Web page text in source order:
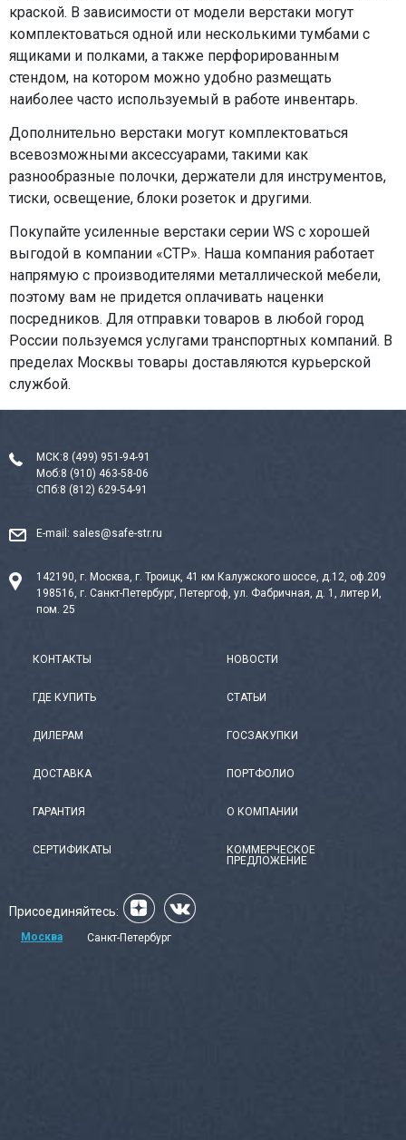
краской. В зависимости от модели верстаки могут
комплектоваться одной или несколькими тумбами с
ящиками и полками, а также перфорированным
стендом, на котором можно удобно размещать
наиболее часто используемый в работе инвентарь.
Дополнительно верстаки могут комплектоваться
всевозможными аксессуарами, такими как
разнообразные полочки, держатели для инструментов,
тиски, освещение, блоки розеток и другими.
Покупайте усиленные верстаки серии WS с хорошей
выгодой в компании «СТР». Наша компания работает
напрямую с производителями металлической мебели,
поэтому вам не придется оплачивать наценки
посредников. Для отправки товаров в любой город
России пользуемся услугами транспортных компаний. В
пределах Москвы товары доставляются курьерской
службой.
МСК:8 (499) 951-94-91
Моб:8 (910) 463-58-06
СПб:8 (812) 629-54-91
E-mail: sales@safe-str.ru
142190, г. Москва, г. Троицк, 41 км Калужского шоссе, д.12, оф.209
198516, г. Санкт-Петербург, Петергоф, ул. Фабричная, д. 1, литер И,
пом. 25
КОНТАКТЫ
ГДЕ КУПИТЬ
ДИЛЕРАМ
ДОСТАВКА
ГАРАНТИЯ
СЕРТИФИКАТЫ
НОВОСТИ
СТАТЬИ
ГОСЗАКУПКИ
ПОРТФОЛИО
О КОМПАНИИ
КОММЕРЧЕСКОЕ
ПРЕДЛОЖЕНИЕ
Присоединяйтесь:
Москва Санкт-Петербург